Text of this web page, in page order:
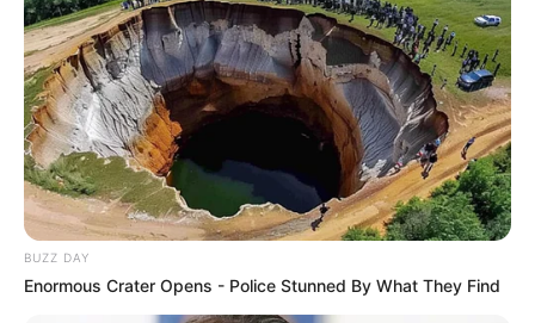
BUZZ DAY
Enormous Crater Opens - Police Stunned By What They Find